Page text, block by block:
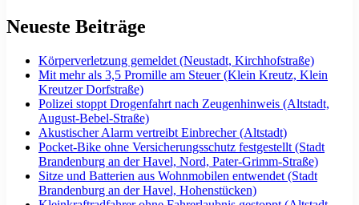
Neueste Beiträge
Körperverletzung gemeldet (Neustadt, Kirchhofstraße)
Mit mehr als 3,5 Promille am Steuer (Klein Kreutz, Klein
Kreutzer Dorfstraße)
Polizei stoppt Drogenfahrt nach Zeugenhinweis (Altstadt,
August-Bebel-Straße)
Akustischer Alarm vertreibt Einbrecher (Altstadt)
Pocket-Bike ohne Versicherungsschutz festgestellt (Stadt
Brandenburg an der Havel, Nord, Pater-Grimm-Straße)
Sitze und Batterien aus Wohnmobilen entwendet (Stadt
Brandenburg an der Havel, Hohenstücken)